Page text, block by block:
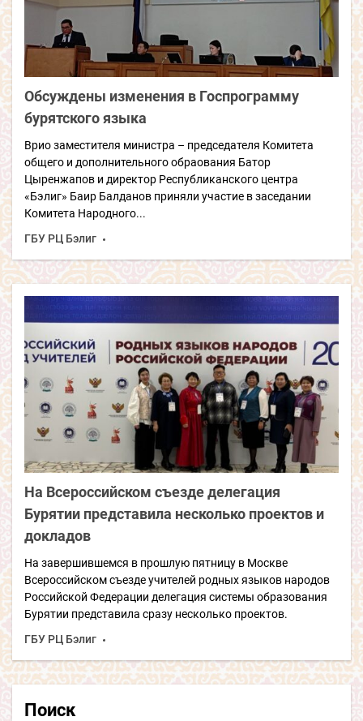
Обсуждены изменения в Госпрограмму
бурятского языка
Врио заместителя министра – председателя Комитета
общего и дополнительного обраования Батор
Цыренжапов и директор Республиканского центра
«Бэлиг» Баир Балданов приняли участие в заседании
Комитета Народного...
ГБУ РЦ Бэлиг
На Всероссийском съезде делегация
Бурятии представила несколько проектов и
докладов
На завершившемся в прошлую пятницу в Москве
Всероссийском съезде учителей родных языков народов
Российской Федерации делегация системы образования
Бурятии представила сразу несколько проектов.
ГБУ РЦ Бэлиг
Поиск